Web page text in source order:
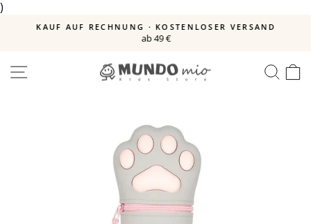
)
Pause
KAUF AUF RECHNUNG · KOSTENLOSER VERSAND
ab 49 €
SEITENNAVIGATION